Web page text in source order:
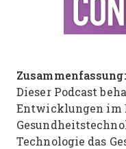
Zusammenfassung:
Dieser Podcast
Entwicklungen im
Technologie das